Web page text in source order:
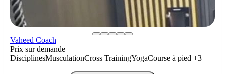
Vaheed Coach
Prix sur demande
DisciplinesMusculationCross TrainingYogaCourse à pied +3